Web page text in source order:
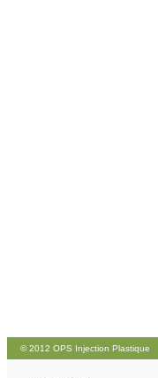
© 2012 OPS Injection Plastique